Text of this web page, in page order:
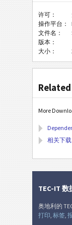
许可：
操作平台：
文件名：
版本：
大小：
More
相关下
TEC-IT 数
奥地利的
打印 标签